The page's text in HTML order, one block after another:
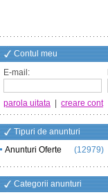
Contul meu
E-mail:
parola uitata creare cont
Tipuri de anunturi
Anunturi Oferte
(12979)
Categorii anunturi